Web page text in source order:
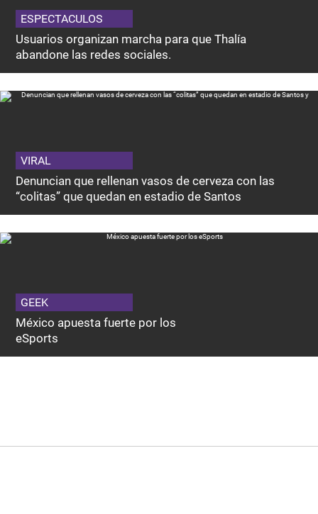
ESPECTACULOS
Usuarios organizan marcha para que Thalía
abandone las redes sociales.
VIRAL
Denuncian que rellenan vasos de cerveza con las
“colitas” que quedan en estadio de Santos
GEEK
México apuesta fuerte por los
eSports